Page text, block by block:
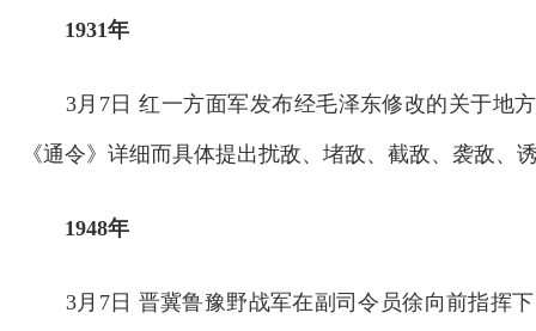
1931年
3月7日 红一方面军发布经毛泽东修改的关于地方
《通令》详细而具体提出扰敌、堵敌、截敌、袭敌
1948年
3月7日 晋冀鲁豫野战军在副司令员徐向前指挥下